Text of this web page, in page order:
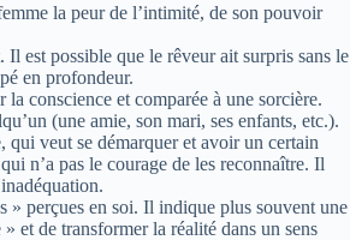
la peur de l’intimité, de son pouvoir
est possible que le rêveur ait surpris sans le
en profondeur.
conscience et comparée à une sorcière.
(une amie, son mari, ses enfants, etc.).
veut se démarquer et avoir un certain
n’a pas le courage de les reconnaître. Il
» perçues en soi. Il indique plus souvent une
et de transformer la réalité dans un sens